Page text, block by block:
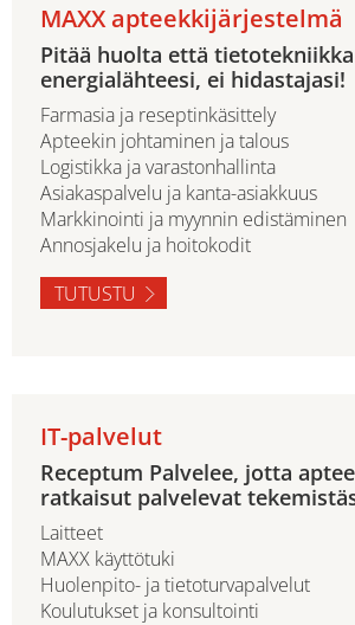
MAXX apteekkijärjestelmä
Pitää huolta että
energialähteesi, ei hidastajasi!
Farmasia ja reseptinkäsittely
Apteekin johtaminen ja talous
Logistikka ja varastonhallinta
Asiakaspalvelu ja kanta-asiakkuus
Markkinointi ja myynnin edistäminen
Annosjakelu ja hoitokodit
TUTUSTU
IT-palvelut
Receptum Palvelee, jotta
ratkaisut palvelevat
Laitteet
MAXX käyttötuki
Huolenpito- ja tietoturvapalvelut
Koulutukset ja konsultointi